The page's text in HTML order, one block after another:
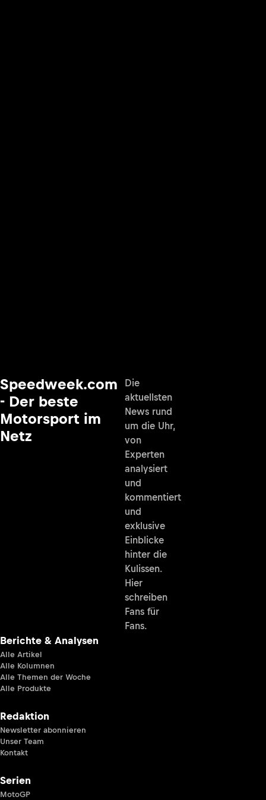
Speedweek.com
- Der beste
Motorsport im
Netz
Die
aktuellsten
News rund
um die Uhr,
von
Experten
analysiert
und
kommentiert
und
exklusive
Einblicke
hinter die
Kulissen.
Hier
schreiben
Fans für
Fans.
Berichte & Analysen
Alle Artikel
Alle Kolumnen
Alle Themen der Woche
Alle Produkte
Redaktion
Newsletter abonnieren
Unser Team
Kontakt
Serien
MotoGP